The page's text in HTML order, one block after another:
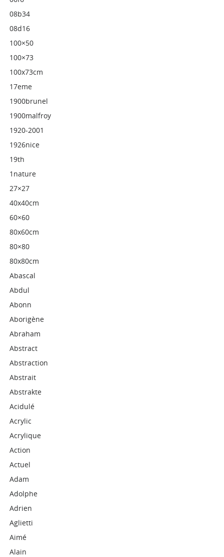
08b34
08d16
100×50
100×73
100x73cm
17eme
1900brunel
1900malfroy
1920-2001
1926nice
19th
1nature
27×27
40x40cm
60×60
80x60cm
80×80
80x80cm
Abascal
Abdul
Abonn
Aborigène
Abraham
Abstract
Abstraction
Abstrait
Abstrakte
Acidulé
Acrylic
Acrylique
Action
Actuel
Adam
Adolphe
Adrien
Aglietti
Aimé
Alain